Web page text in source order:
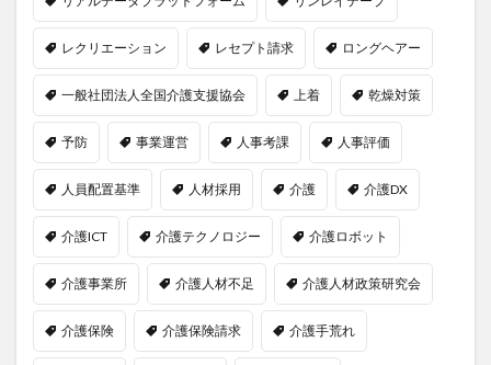
レクリエーション レセプト請求 ロングヘアー
一般社団法人全国介護支援協会 上着 乾燥対策
予防 事業運営 人事考課 人事評価
人員配置基準 人材採用 介護 介護DX
介護ICT 介護テクノロジー 介護ロボット
介護事業所 介護人材不足 介護人材政策研究会
介護保険 介護保険請求 介護手荒れ